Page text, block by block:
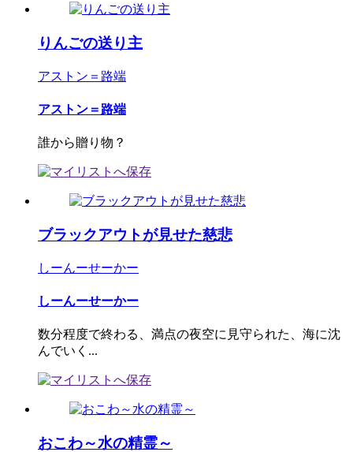
りんごの送り主
アストン＝路端
アストン＝路端
誰から贈り物？
ブラックアウトが見せた慈悲
しーんーせーかー
しーんーせーかー
数分程度で終わる、満点の夜空に見守られた、海に沈
んでいく...
おこわ～水の精霊～